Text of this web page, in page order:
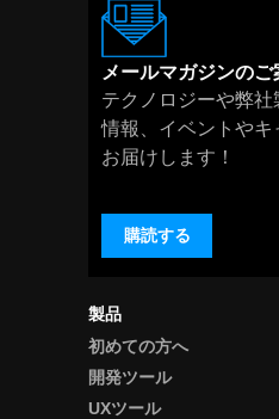
製品
初めての方へ
開発ツール
UXツール
メールマガジンのご
テクノロジーや弊
情報、イベントや
お届けします！
購読する